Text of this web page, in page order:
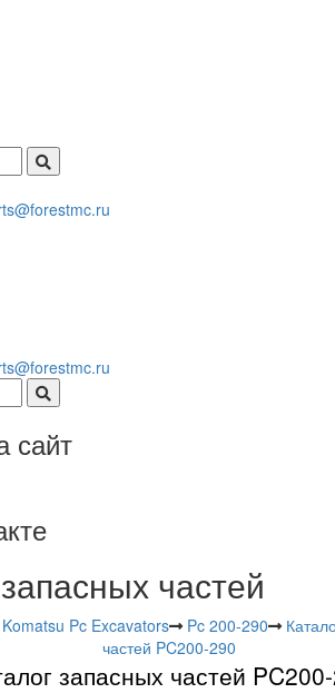
сайт
частей
Komatsu Pc Excavators Pc 200-290
частей PC200-290
запасных частей